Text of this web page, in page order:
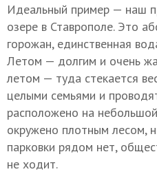
Идеальный пример — наш
озере в Ставрополе. Это
горожан, единственная
Летом — долгим и очень
летом — туда стекается
целыми семьями и
расположено на
окружено плотным лесом,
парковки рядом нет,
не ходит.